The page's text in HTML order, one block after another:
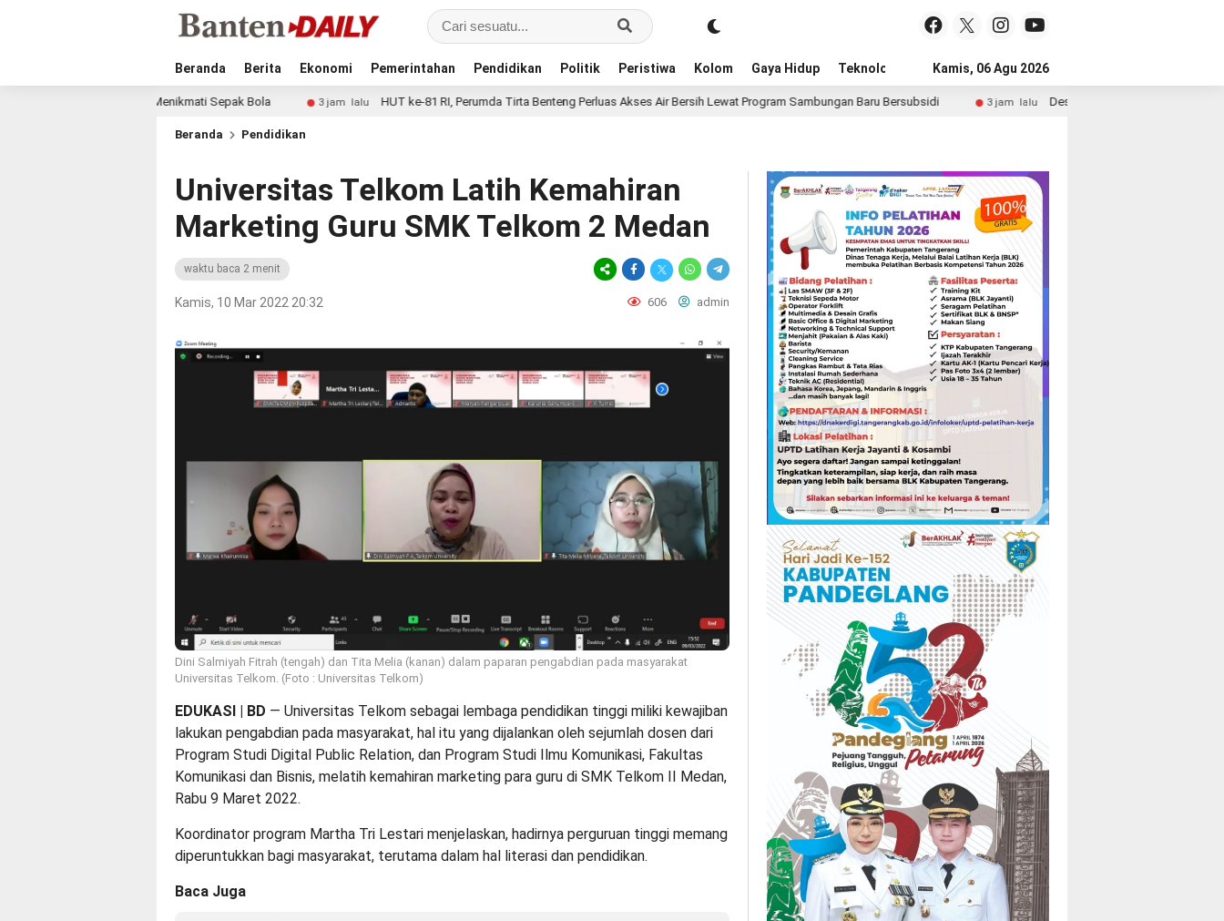
Beranda Berita Ekonomi Pemerintahan Pendidikan Politik Peristiwa Kolom Gaya Hidup Teknologi Advertorial Tips
Kamis, 06 Agu 2026
Masih Menikmati Sepak Bola 3 jam lalu HUT ke-81 RI, Perumda Tirta Benteng Perluas Akses Air Bersih Lewat Program Sambungan Baru Bersubsidi 3 jam lalu Desa Pematang dan Pasir Nangka Jadi Lokasi
Beranda Pendidikan
Universitas Telkom Latih Kemahiran
Marketing Guru SMK Telkom 2 Medan
waktu baca 2 menit
Kamis, 10 Mar 2022 20:32 606 admin
Dini Salmiyah Fitrah (tengah) dan Tita Melia (kanan) dalam paparan pengabdian pada masyarakat
Universitas Telkom. (Foto : Universitas Telkom)
EDUKASI | BD — Universitas Telkom sebagai lembaga pendidikan tinggi miliki kewajiban
lakukan pengabdian pada masyarakat, hal itu yang dijalankan oleh sejumlah dosen dari
Program Studi Digital Public Relation, dan Program Studi Ilmu Komunikasi, Fakultas
Komunikasi dan Bisnis, melatih kemahiran marketing para guru di SMK Telkom II Medan,
Rabu 9 Maret 2022.
Koordinator program Martha Tri Lestari menjelaskan, hadirnya perguruan tinggi memang
diperuntukkan bagi masyarakat, terutama dalam hal literasi dan pendidikan.
Baca Juga